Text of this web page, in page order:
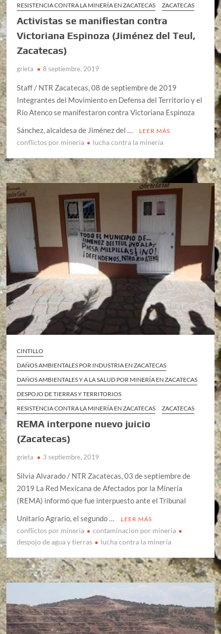
RESISTENCIA CONTRA LA MINERÍA EN ZACATECAS
ZACATECAS
Activistas se manifiestan contra
Victoriana Espinoza (Jiménez del Teul,
Zacatecas)
grieta 8 septiembre, 2019
Staff / NTR Zacatecas, 08 de septiembre de 2019
Integrantes del Movimiento en Defensa del Territorio y el
Río Atenco se manifestaron contra Victoriana Espinoza
Sánchez, alcaldesa de Jiménez del …
LEER MÁS
conflictos por mineria lucha contra la minería
CINTILLO
DAÑOS AMBIENTALES POR INDUSTRIA EN ZACATECAS
DAÑOS AMBIENTALES Y A LA SALUD POR MINERÍA EN ZACATECAS
DESPOJO DE TIERRAS Y TERRITORIOS
RESISTENCIA CONTRA LA MINERÍA EN ZACATECAS
ZACATECAS
REMA interpone nuevo juicio
(Zacatecas)
grieta 3 septiembre, 2019
Silvia Alvarado / NTR Zacatecas, 03 de septiembre de
2019 La Red Mexicana de Afectados por la Minería
(REMA) informó que fue interpuesto ante el Tribunal
Unitario Agrario, el segundo …
LEER MÁS
conflictos por mineria
contaminacion por mineria
despojo de agua y tierras
lucha contra la minería